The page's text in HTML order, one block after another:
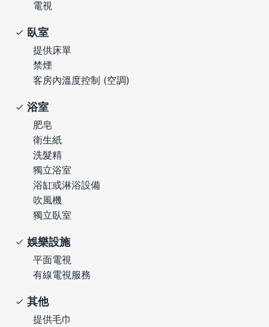
電視
臥室
提供床單
禁煙
客房內溫度控制 (空調)
浴室
肥皂
衛生紙
洗髮精
獨立浴室
浴缸或淋浴設備
吹風機
獨立臥室
娛樂設施
平面電視
有線電視服務
其他
提供毛巾